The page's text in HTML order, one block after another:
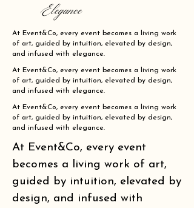
Elegance
At Event&Co, every event becomes a living work
of art, guided by intuition, elevated by design,
and infused with elegance.
At Event&Co, every event becomes a living work
of art, guided by intuition, elevated by design,
and infused with elegance.
At Event&Co, every event becomes a living work
of art, guided by intuition, elevated by design,
and infused with elegance.
At Event&Co, every event
becomes a living work of art,
guided by intuition, elevated by
design, and infused with